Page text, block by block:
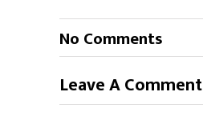
No Comments
Leave A Comment